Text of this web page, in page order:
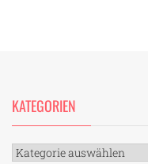
KATEGORIEN
Kategorien